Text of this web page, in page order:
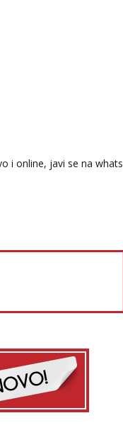
i online, javi se na whats